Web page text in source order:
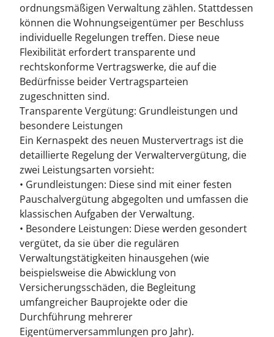
ordnungsmäßigen Verwaltung zählen. Stattdessen
können die Wohnungseigentümer per Beschluss
individuelle Regelungen treffen. Diese neue
Flexibilität erfordert transparente und
rechtskonforme Vertragswerke, die auf die
Bedürfnisse beider Vertragsparteien
zugeschnitten sind.
Transparente Vergütung: Grundleistungen und
besondere Leistungen
Ein Kernaspekt des neuen Mustervertrags ist die
detaillierte Regelung der Verwaltervergütung, die
zwei Leistungsarten vorsieht:
• Grundleistungen: Diese sind mit einer festen
Pauschalvergütung abgegolten und umfassen die
klassischen Aufgaben der Verwaltung.
• Besondere Leistungen: Diese werden gesondert
vergütet, da sie über die regulären
Verwaltungstätigkeiten hinausgehen (wie
beispielsweise die Abwicklung von
Versicherungsschäden, die Begleitung
umfangreicher Bauprojekte oder die
Durchführung mehrerer
Eigentümerversammlungen pro Jahr).